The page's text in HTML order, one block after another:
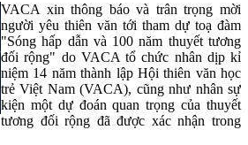
VACA xin thông báo và trân trọng mời
người yêu thiên văn tới tham dự toạ đàm
"Sóng hấp dẫn và 100 năm thuyết tương
đối rộng" do VACA tổ chức nhân dịp kỉ
niệm 14 năm thành lập Hội thiên văn học
trẻ Việt Nam (VACA), cũng như nhân sự
kiện một dự đoán quan trọng của thuyết
tương đối rộng đã được xác nhận trong